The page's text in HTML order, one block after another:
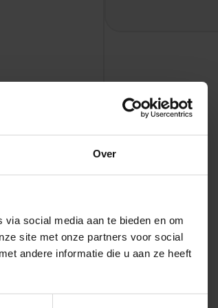
Over
social media aan te bieden en om
site met onze partners voor social
andere informatie die u aan ze heeft
ál onze
eigen